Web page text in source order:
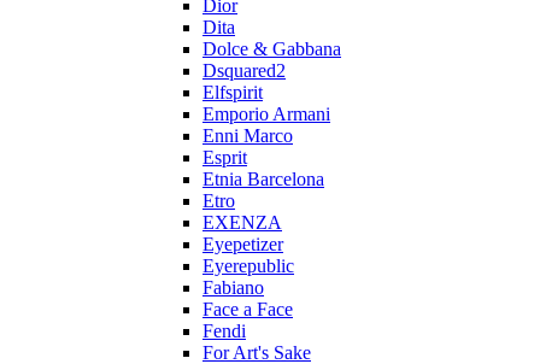
Dior
Dita
Dolce & Gabbana
Dsquared2
Elfspirit
Emporio Armani
Enni Marco
Esprit
Etnia Barcelona
Etro
EXENZA
Eyepetizer
Eyerepublic
Fabiano
Face a Face
Fendi
For Art's Sake